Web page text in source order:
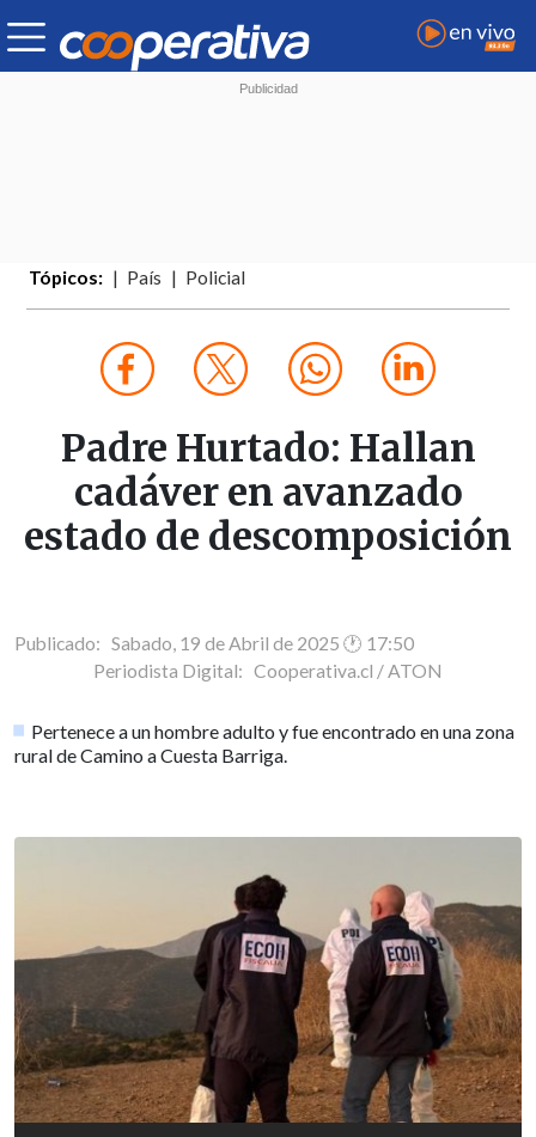
Tópicos: País Policial
Padre Hurtado: Hallan
cadáver en avanzado
estado de descomposición
Publicado: Sabado, 19 de Abril de 2025 🕐 17:50
Periodista Digital: Cooperativa.cl / ATON
Pertenece a un hombre adulto y fue encontrado en una zona
rural de Camino a Cuesta Barriga.